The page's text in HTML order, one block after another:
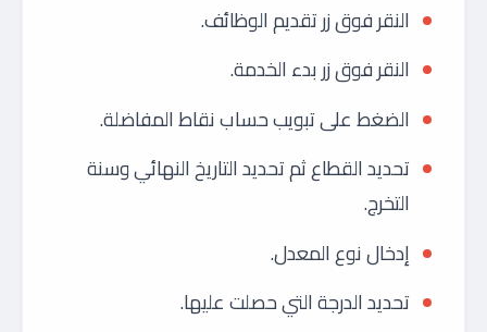
النقر فوق زر تقديم الوظائف.
النقر فوق زر بدء الخدمة.
الضغط على تبويب حساب نقاط المفاضلة.
تحديد القطاع ثم تحديد التاريخ النهائي وسنة
التخرج.
إدخال نوع المعدل.
تحديد الدرجة التي حصلت عليها.